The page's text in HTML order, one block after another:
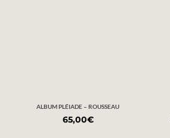
ALBUM PLÉIADE – ROUSSEAU
65,00€